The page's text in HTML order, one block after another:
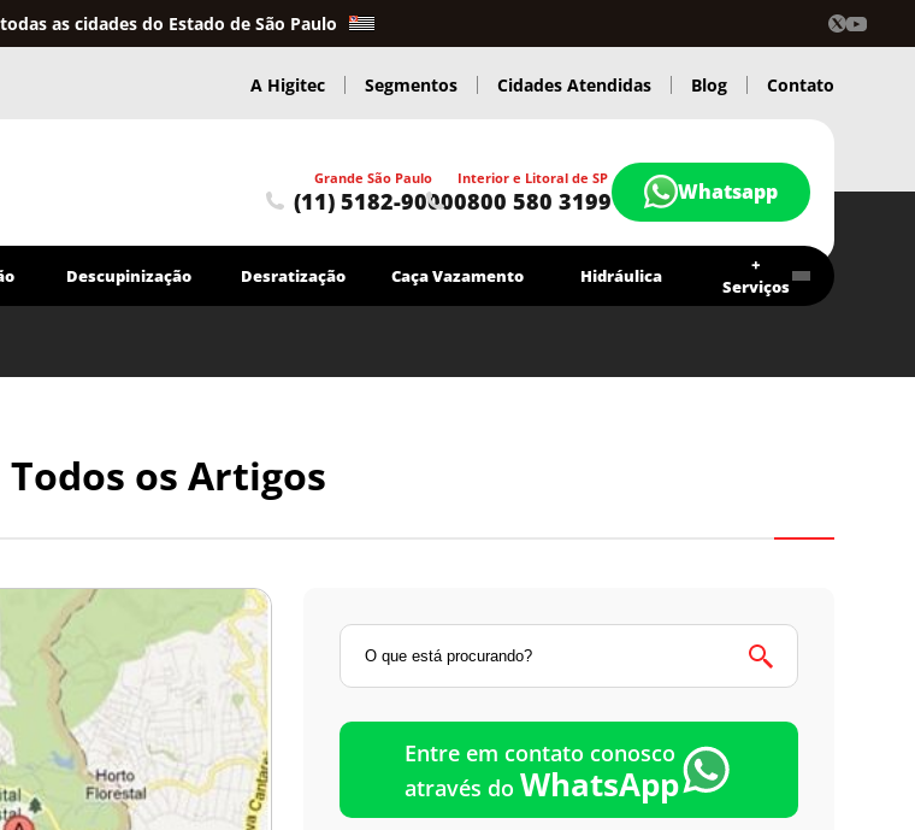
os Artigos
Entre em contato conosco
através do WhatsApp
as cidades do Estado de São Paulo
A Higitec Segmentos Cidades Atendidas Blog Contato
Grande São Paulo
(11) 5182-9000
Interior e Litoral de SP
0800 580 3199 Whatsapp
Descupinização Desratização Caça Vazamento Hidráulica
+
Serviços
de tubulações em geral